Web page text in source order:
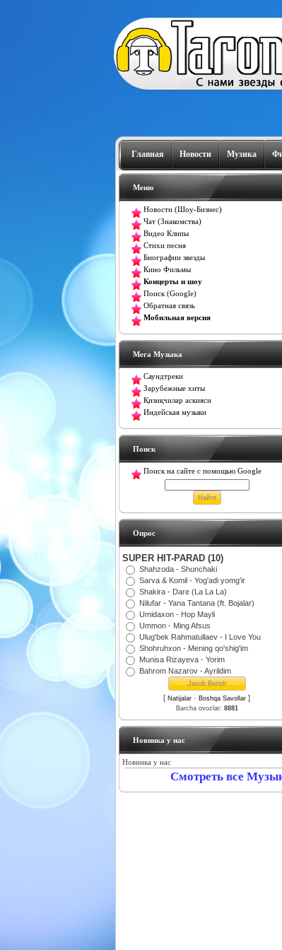
Главная Новости Музика
Меню
Новости (Шоу-Бизнес)
Чат (Знакомства)
Видео Клипы
Стихи песня
Биографии звезды
Кино Фильмы
Концерты и шоу
Поиск (Google)
Обратная связь
Мобильная версия
Мега Музыка
Саундтреки
Зарубежные хиты
Қизиқчилар аскияси
Индейская музыки
Поиск
Поиск на сайте с помощью Google
Oпрос
SUPER HIT-PARAD (10)
Shahzoda - Shunchaki
Sarva & Komil - Yog'adi yomg'ir
Shakira - Dare (La La La)
Nilufar - Yana Tantana (ft. Bojalar)
Umidaxon - Hop Mayli
Ummon - Ming Afsus
Ulug'bek Rahmatullaev - I Love You
Shohruhxon - Mening qo'shig'im
Munisa Rizayeva - Yorim
Bahrom Nazarov - Ayrildim
[ Natijalar · Boshqa Savollar ]
Barcha ovozlar: 8881
Новинка у нас
Новинка у нас
Смотреть все